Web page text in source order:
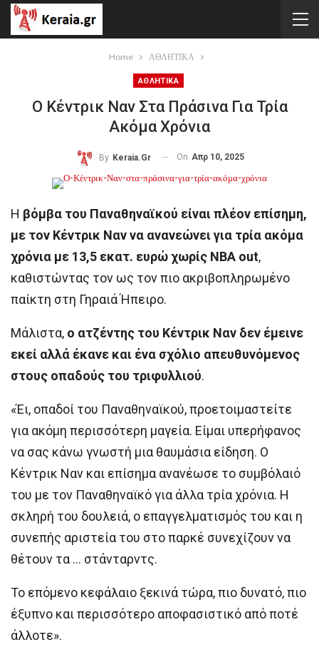
Home ΑΘΛΗΤΙΚΑ
ΑΘΛΗΤΙΚΑ
Ο Κέντρικ Ναν Στα Πράσινα Για Τρία
Ακόμα Χρόνια
By Keraia.gr On Απρ 10, 2025
Η βόμβα του Παναθηναϊκού είναι πλέον επίσημη,
με τον Κέντρικ Ναν να ανανεώνει για τρία ακόμα
χρόνια με 13,5 εκατ. ευρώ χωρίς NBA out,
καθιστώντας τον ως τον πιο ακριβοπληρωμένο
παίκτη στη Γηραιά Ήπειρο.
Μάλιστα, ο ατζέντης του Κέντρικ Ναν δεν έμεινε
εκεί αλλά έκανε και ένα σχόλιο απευθυνόμενος
στους οπαδούς του τριφυλλιού.
«Έι, οπαδοί του Παναθηναϊκού, προετοιμαστείτε
για ακόμη περισσότερη μαγεία. Είμαι υπερήφανος
να σας κάνω γνωστή μια θαυμάσια είδηση. Ο
Κέντρικ Ναν και επίσημα ανανέωσε το συμβόλαιό
του με τον Παναθηναϊκό για άλλα τρία χρόνια. Η
σκληρή του δουλειά, ο επαγγελματισμός του και η
συνεπής αριστεία του στο παρκέ συνεχίζουν να
θέτουν τα … στάνταρντς.
To επόμενο κεφάλαιο ξεκινά τώρα, πιο δυνατό, πιο
έξυπνο και περισσότερο αποφασιστικό από ποτέ
άλλοτε».